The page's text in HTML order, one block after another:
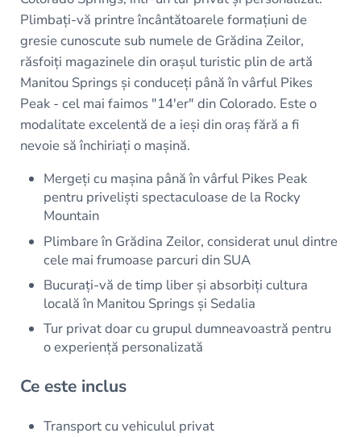
Plimbați-vă printre încântătoarele formațiuni de
gresie cunoscute sub numele de Grădina Zeilor,
răsfoiți magazinele din orașul turistic plin de artă
Manitou Springs și conduceți până în vârful Pikes
Peak - cel mai faimos "14'er" din Colorado. Este o
modalitate excelentă de a ieși din oraș fără a fi
nevoie să închiriați o mașină.
Mergeți cu mașina până în vârful Pikes Peak
pentru priveliști spectaculoase de la Rocky
Mountain
Plimbare în Grădina Zeilor, considerat unul dintre
cele mai frumoase parcuri din SUA
Bucurați-vă de timp liber și absorbiți cultura
locală în Manitou Springs și Sedalia
Tur privat doar cu grupul dumneavoastră pentru
o experiență personalizată
Ce este inclus
Transport cu vehiculul privat